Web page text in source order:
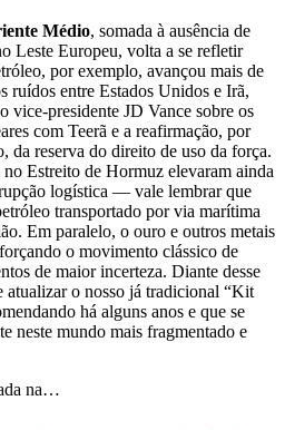
Médio, somada à ausência de
Leste Europeu, volta a se refletir
por exemplo, avançou mais de
ruídos entre Estados Unidos e Irã,
vice-presidente JD Vance sobre os
com Teerã e a reafirmação, por
da reserva do direito de uso da força.
Estreito de Hormuz elevaram ainda
logística — vale lembrar que
transportado por via marítima
Em paralelo, o ouro e outros metais
o movimento clássico de
de maior incerteza. Diante desse
atualizar o nosso já tradicional “Kit
há alguns anos e que se
neste mundo mais fragmentado e
na…